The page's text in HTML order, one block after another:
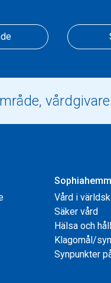
Vård i
Säker vård
Hälsa och
Klagomål/
Synpunkter